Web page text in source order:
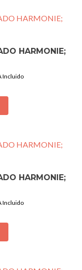
HARMONIE;
Incluido
HARMONIE;
Incluido